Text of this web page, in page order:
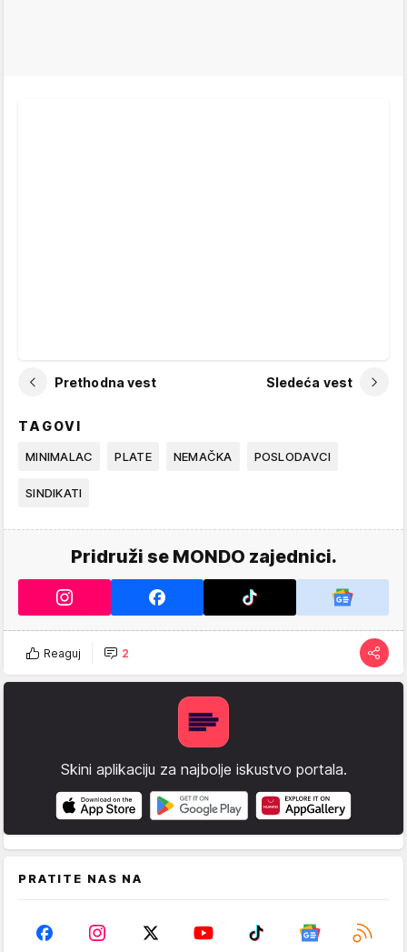
Prethodna vest Sledeća vest
TAGOVI
MINIMALAC PLATE NEMAČKA POSLODAVCI
SINDIKATI
Pridruži se MONDO zajednici.
Reaguj 2
Skini aplikaciju za najbolje iskustvo portala.
PRATITE NAS NA